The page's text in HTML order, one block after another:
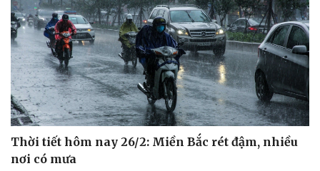
Doanh nghiệp
Thông tin doanh nghiệp
Doanh nghiệp 24h
Doanh nhân
Công nghệ
Sành điệu
Tin Công nghệ
Trải nghiệm
Chuyển đổi số
Thời tiết hôm nay 26/2: Miền Bắc rét đậm, nhiều
nơi có mưa